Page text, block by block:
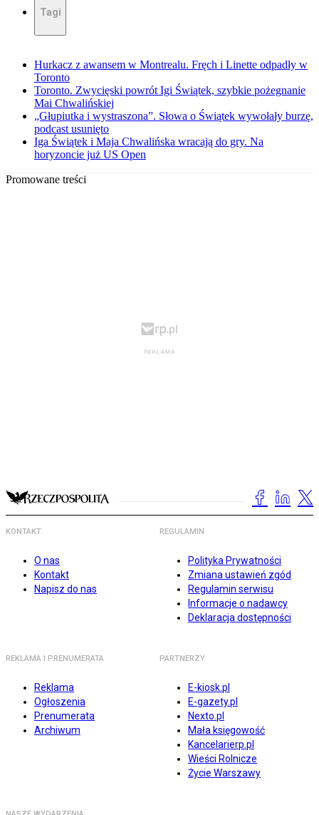
Tagi
Hurkacz z awansem w Montrealu. Fręch i Linette odpadły w
Toronto
Toronto. Zwycięski powrót Igi Świątek, szybkie pożegnanie
Mai Chwalińskiej
„Głupiutka i wystraszona”. Słowa o Świątek wywołały burzę,
podcast usunięto
Iga Świątek i Maja Chwalińska wracają do gry. Na
horyzoncie już US Open
Promowane treści
KONTAKT
O nas
Kontakt
Napisz do nas
REGULAMIN
Polityka Prywatności
Zmiana ustawień zgód
Regulamin serwisu
Informacje o nadawcy
Deklaracja dostępności
REKLAMA I PRENUMERATA
Reklama
Ogłoszenia
Prenumerata
Archiwum
PARTNERZY
E-kiosk.pl
E-gazety.pl
Nexto.pl
Mała księgowość
Kancelarierp.pl
Wieści Rolnicze
Życie Warszawy